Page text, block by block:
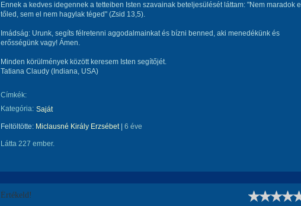
Ennek a kedves idegennek a tetteiben Isten szavainak beteljesülését láttam: "Nem maradok el
tőled, sem el nem hagylak téged" (Zsid 13,5).
Imádság: Urunk, segíts félretenni aggodalmainkat és bízni benned, aki menedékünk és
erősségünk vagy! Ámen.
Minden körülmények között keresem Isten segítőjét.
Tatiana Claudy (Indiana, USA)
Címkék:
Kategória: Saját
Feltöltötte: Miclausné Király Erzsébet| 6 éve
Látta 227 ember.
Értékeld!